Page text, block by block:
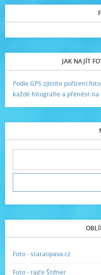
JAK NAJÍT
Podle GPS zjistíte pořízení
každé fotografie a přenést na
Foto - staraopava.cz
Foto - rajče Štifner